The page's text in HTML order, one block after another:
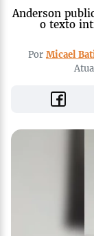
Anderson
o texto
Por Micael